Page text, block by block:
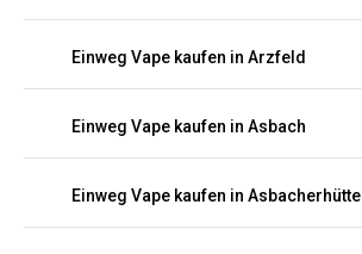
Einweg Vape kaufen in Arzfeld
Einweg Vape kaufen in Asbach
Einweg Vape kaufen in Asbacherhütte